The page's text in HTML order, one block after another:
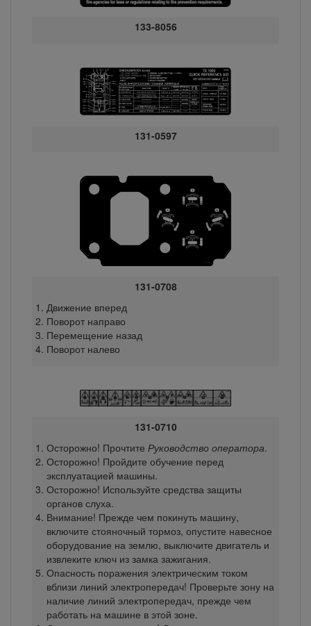
133-8056
131-0597
131-0708
Движение вперед
Поворот направо
Перемещение назад
Поворот налево
131-0710
Осторожно! Прочтите Руководство оператора.
Осторожно! Пройдите обучение перед
эксплуатацией машины.
Осторожно! Используйте средства защиты
органов слуха.
Внимание! Прежде чем покинуть машину,
включите стояночный тормоз, опустите навесное
оборудование на землю, выключите двигатель и
извлеките ключ из замка зажигания.
Опасность поражения электрическим током
вблизи линий электропередач! Проверьте зону на
наличие линий электропередач, прежде чем
работать на машине в этой зоне.